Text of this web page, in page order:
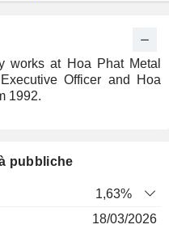
works at Hoa Phat Metal
Officer and Hoa
1992.
pubbliche
valutazione
1,63%
18/03/2026